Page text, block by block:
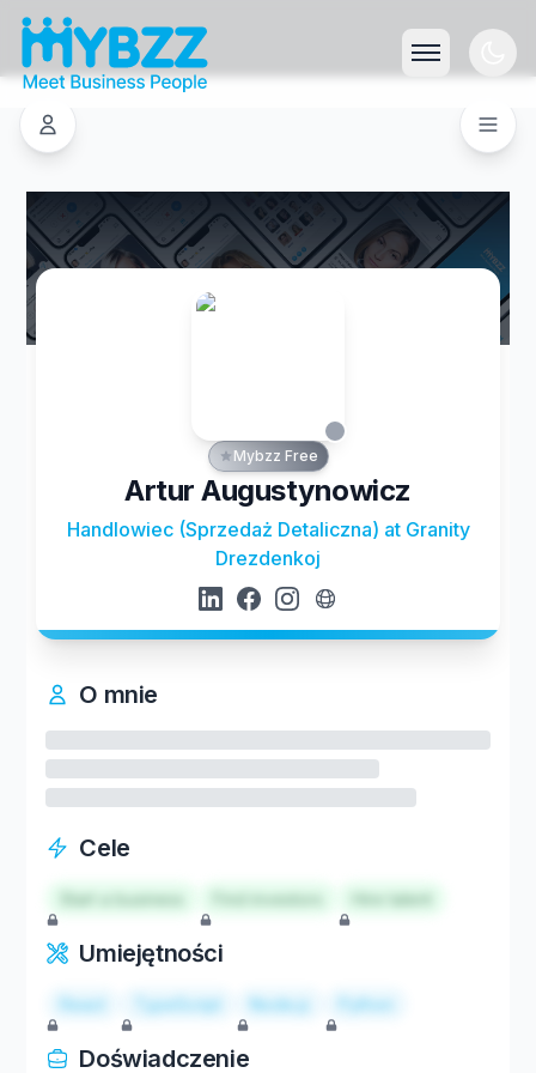
Mybzz Free
Artur Augustynowicz
Handlowiec (Sprzedaż Detaliczna) at Granity
Drezdenkoj
O mnie
Cele
Start a business Hire talent
Umiejętności
React TypeScript Node.js Python
Doświadczenie